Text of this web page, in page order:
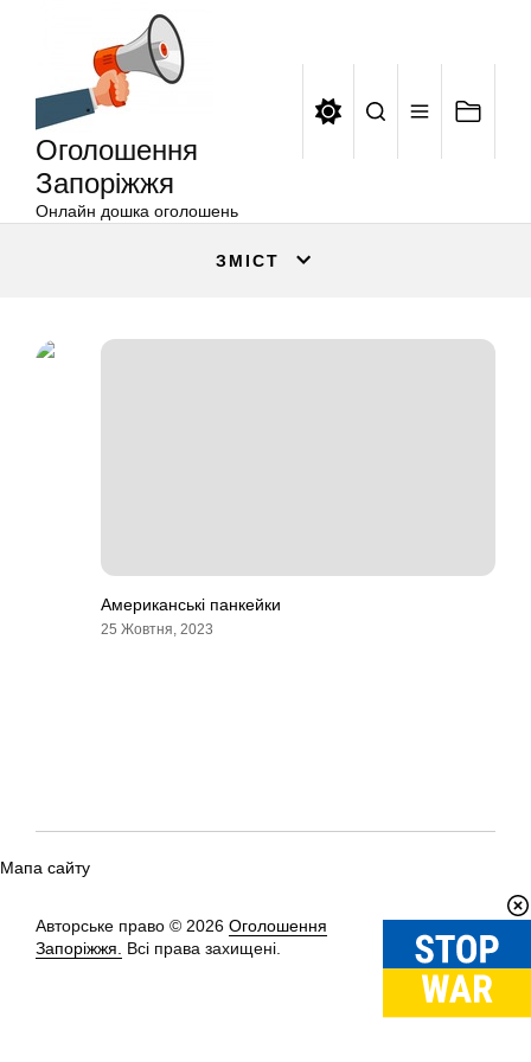
Оголошення
Запоріжжя
Онлайн дошка оголошень
ЗМІСТ
Американські панкейки
25 Жовтня, 2023
Мапа сайту
Авторське право © 2026 Оголошення
Запоріжжя.
Всі права захищені.
Вгору↑